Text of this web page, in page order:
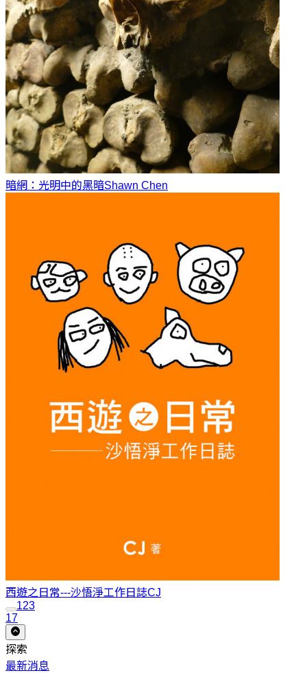
暗網：光明中的黑暗Shawn Chen
西遊之日常---沙悟淨工作日誌CJ
123
17
探索
最新消息